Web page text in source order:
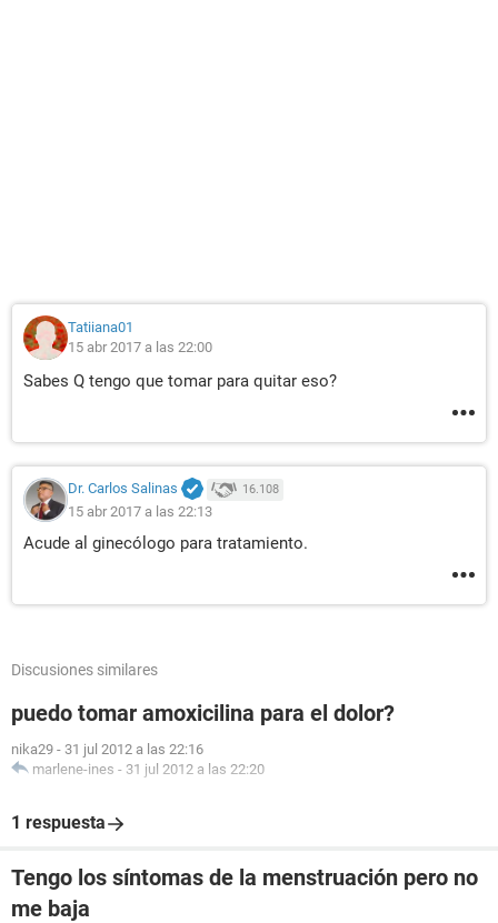
Tatiiana01
15 abr 2017 a las 22:00
Sabes Q tengo que tomar para quitar eso?
Dr. Carlos Salinas 16.108
15 abr 2017 a las 22:13
Acude al ginecólogo para tratamiento.
Discusiones similares
puedo tomar amoxicilina para el dolor?
nika29 - 31 jul 2012 a las 22:16
marlene-ines - 31 jul 2012 a las 22:20
1 respuesta
Tengo los síntomas de la menstruación pero no
me baja